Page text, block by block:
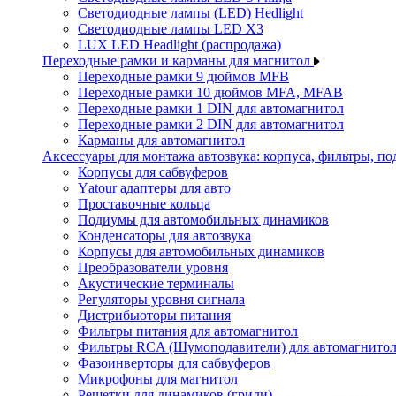
Светодиодные лампы (LED) Hedlight
Светодиодные лампы LED X3
LUX LED Headlight (распродажа)
Переходные рамки и карманы для магнитол
Переходные рамки 9 дюймов MFB
Переходные рамки 10 дюймов MFA, MFAB
Переходные рамки 1 DIN для автомагнитол
Переходные рамки 2 DIN для автомагнитол
Карманы для автомагнитол
Аксессуары для монтажа автозвука: корпуса, фильтры,
Корпусы для сабвуферов
Yаtour адаптеры для авто
Проставочные кольца
Подиумы для автомобильных динамиков
Конденсаторы для автозвука
Корпусы для автомобильных динамиков
Преобразователи уровня
Акустические терминалы
Регуляторы уровня сигнала
Дистрибьюторы питания
Фильтры питания для автомагнитол
Фильтры RCA (Шумоподавители) для автомагнитол
Фазоинверторы для сабвуферов
Микрофоны для магнитол